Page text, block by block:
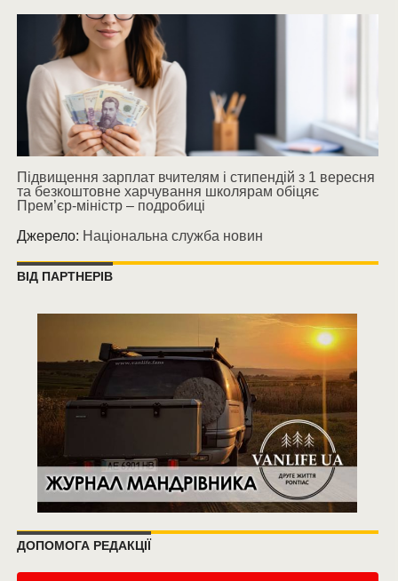
Підвищення зарплат вчителям і стипендій з 1 вересня
та безкоштовне харчування школярам обіцяє
Прем’єр-міністр – подробиці
Джерело: Національна служба новин
ВІД ПАРТНЕРІВ
ДОПОМОГА РЕДАКЦІЇ